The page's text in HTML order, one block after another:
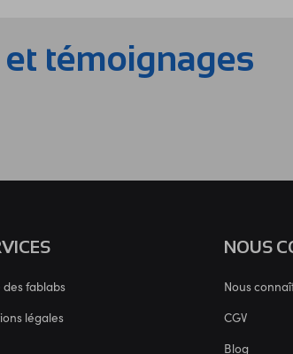
et témoignages
des fablabs
légales
NOUS
Nous
CGV
Blog